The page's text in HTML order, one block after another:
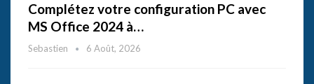
Complétez votre configuration PC avec
MS Office 2024 à…
Sebastien 6 Août, 2026